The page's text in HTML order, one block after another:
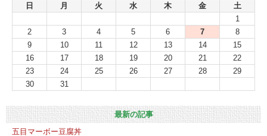
日
月 火 水 木 金
土
1
2
3 4 5 6 7
8
9
10 11 12 13 14
15
16
17 18 19 20 21
22
23
24 25 26 27 28
29
30
31
最新の記事
五目マーボー豆腐丼